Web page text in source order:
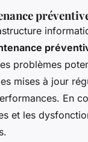
problèmes
mises à jour
En
et les